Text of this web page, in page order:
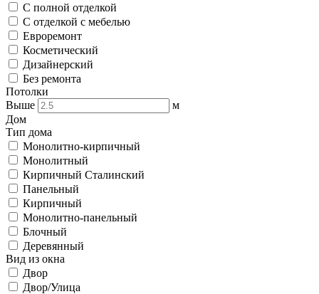
С полной отделкой
С отделкой с мебелью
Евроремонт
Косметический
Дизайнерский
Без ремонта
Потолки
Выше
м
Дом
Тип дома
Монолитно-кирпичный
Монолитный
Кирпичный Сталинский
Панельный
Кирпичный
Монолитно-панельный
Блочный
Деревянный
Вид из окна
Двор
Двор/Улица